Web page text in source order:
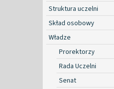
Struktura uczelni
Skład osobowy
Władze
Prorektorzy
Rada Uczelni
Senat